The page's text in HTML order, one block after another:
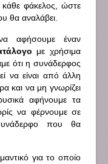
κάθε φάκελος, ώστε
θα αναλάβει.
αφήσουμε έναν
με χρήσιμα
ότι η συνάδερφος
να είναι από άλλη
και να μη γνωρίζει
αφήνουμε τα
να φέρνουμε σε
που θα
για το οποίο